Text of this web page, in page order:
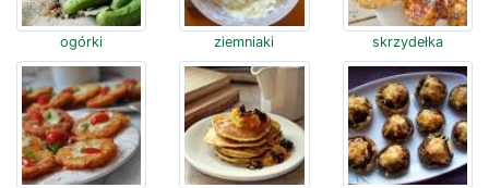
ogórki ziemniaki skrzydełka